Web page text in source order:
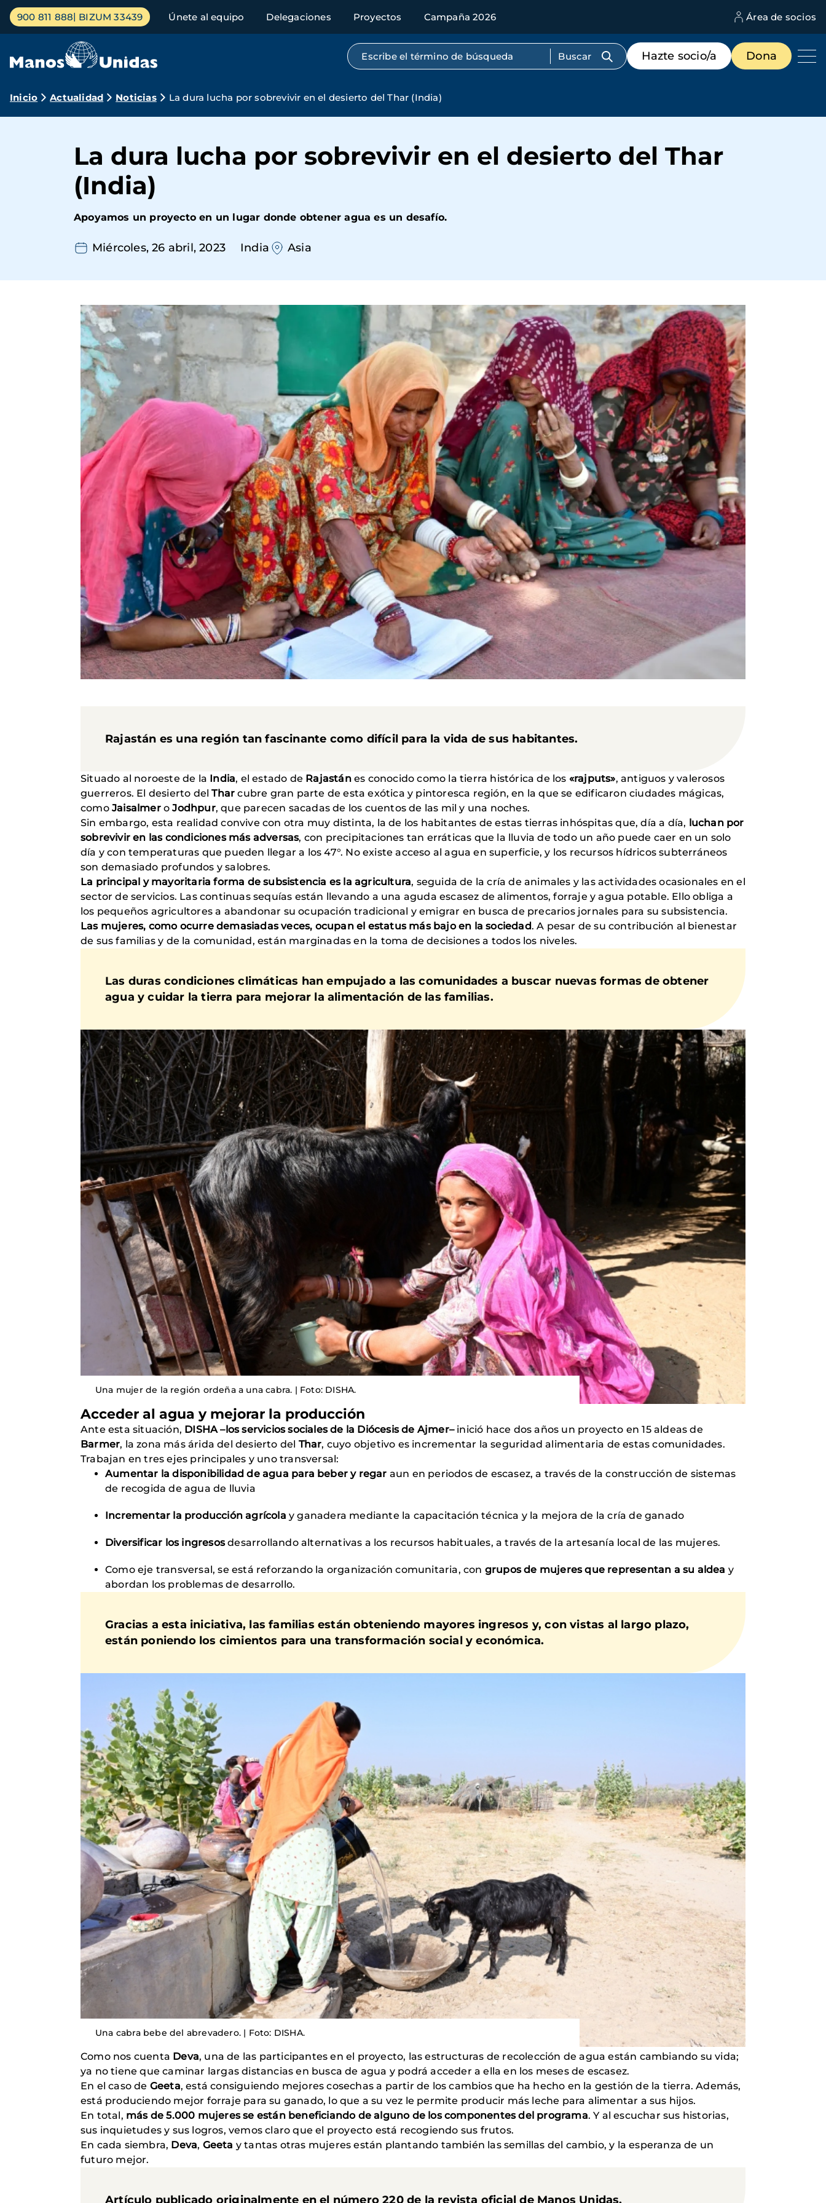
Pasar
contenido
Menú
principal
900 811 888 BIZUM 33439 Únete al equipo Delegaciones Proyectos Campaña 2026 Área de socios
Búsqueda por texto completo
Menú
de
destacados
Hazte socio/a Dona
Ruta
navegación
Inicio Actualidad Noticias La dura lucha por sobrevivir en el desierto del Thar (India)
La dura lucha por sobrevivir en el desierto del Thar
(India)
Apoyamos un proyecto en un lugar donde obtener agua es un desafío.
Miércoles, 26 abril, 2023 India Asia
Rajastán es una región tan fascinante como difícil para la vida de sus habitantes.
Situado al noroeste de la India, el estado de Rajastánes conocido como la tierra histórica de los «rajputs», antiguos y valerosos
guerreros. El desierto delTharcubre gran parte de esta exótica y pintoresca región, en la que se edificaron ciudades mágicas,
como JaisalmeroJodhpur, que parecen sacadas de los cuentos de las mil y una noches.
Sin embargo, esta realidad convive con otra muy distinta, la de los habitantes de estas tierras inhóspitas que, día a día, luchan por
sobrevivir en las condiciones más adversas, con precipitaciones tan erráticas que la lluvia de todo un año puede caer en un solo
día y con temperaturas que pueden llegar a los 47°. No existe acceso al agua en superficie, y los recursos hídricos subterráneos
son demasiado profundos y salobres.
La principal y mayoritaria forma de subsistencia es la agricultura, seguida de la cría de animales y las actividades ocasionales en el
sector de servicios. Las continuas sequías están llevando a una aguda escasez de alimentos, forraje y agua potable. Ello obliga a
los pequeños agricultores a abandonar su ocupación tradicional y emigrar en busca de precarios jornales para su subsistencia.
Las mujeres, como ocurre demasiadas veces, ocupan el estatus más bajo en la sociedad. A pesar de su contribución al bienestar
de sus familias y de la comunidad, están marginadas en la toma de decisiones a todos los niveles.
Las duras condiciones climáticas han empujado a las comunidades a buscar nuevas formas de obtener
agua y cuidar la tierra para mejorar la alimentación de las familias.
Una mujer de la región ordeña a una cabra. | Foto: DISHA.
Acceder al agua y mejorar la producción
Ante esta situación, DISHA –los servicios sociales de la Diócesis de Ajmer–inició hace dos años un proyecto en 15 aldeas de
Barmer, la zona más árida del desierto del Thar, cuyo objetivo es incrementar la seguridad alimentaria de estas comunidades.
Trabajan en tres ejes principales y uno transversal:
Aumentar la disponibilidad de agua para beber y regar aun en periodos de escasez, a través de la construcción de sistemas
de recogida de agua de lluvia
Incrementar la producción agrícola y ganadera mediante la capacitación técnica y la mejora de la cría de ganado
Diversificar los ingresosdesarrollando alternativas a los recursos habituales, a través de la artesanía local de las mujeres.
Como eje transversal, se está reforzando la organización comunitaria, con grupos de mujeres que representan a su aldea y
abordan los problemas de desarrollo.
Gracias a esta iniciativa, las familias están obteniendo mayores ingresos y, con vistas al largo plazo,
están poniendo los cimientos para una transformación social y económica.
Una cabra bebe del abrevadero. | Foto: DISHA.
Como nos cuenta Deva, una de las participantes en el proyecto, las estructuras de recolección de agua están cambiando su vida;
ya no tiene que caminar largas distancias en busca de agua y podrá acceder a ella en los meses de escasez.
En el caso de Geeta, está consiguiendo mejores cosechas a partir de los cambios que ha hecho en la gestión de la tierra. Además,
está produciendo mejor forraje para su ganado, lo que a su vez le permite producir más leche para alimentar a sus hijos.
En total, más de 5.000 mujeres se están beneficiando de alguno de los componentes del programa. Y al escuchar sus historias,
sus inquietudes y sus logros, vemos claro que el proyecto está recogiendo sus frutos.
En cada siembra, Deva, Geeta y tantas otras mujeres están plantando también las semillas del cambio, y la esperanza de un
futuro mejor.
Artículo publicado originalmente en el número 220 de la revista oficial de Manos Unidas.